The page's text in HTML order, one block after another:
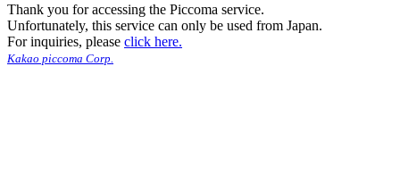
Thank you for accessing the Piccoma service.
Unfortunately, this service can only be used from Japan.
For inquiries, please click here.
Kakao piccoma Corp.